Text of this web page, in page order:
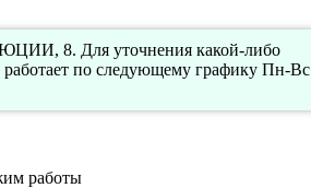
8. Для уточнения какой-либо
по следующему графику Пн-Вс
работы